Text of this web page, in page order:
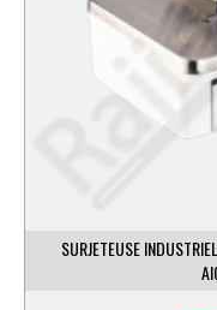
SURJETEUSE